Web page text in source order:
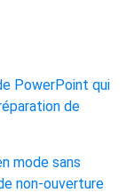
PowerPoint qui
de
mode sans
non-ouverture